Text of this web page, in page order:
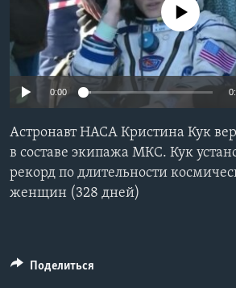
Learning English
СОЦИАЛЬНЫЕ СЕТИ
Языки
No media source
0:00
Aстронавт НАСА Кристина Кук
в составе экипажа МКС. Кук
рекорд по длительности
женщин (328 дней)
Поделиться